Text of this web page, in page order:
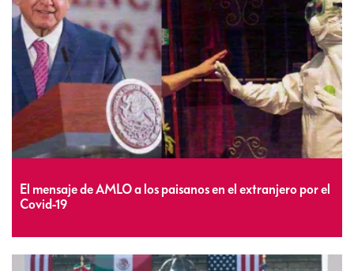
El mensaje de AMLO a los paisanos en el extranjero por el
Covid-19